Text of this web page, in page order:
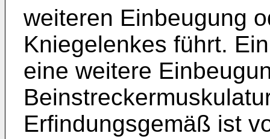
weiteren Einbeugung
Kniegelenkes führt.
eine weitere
Erfindungsgemäß ist